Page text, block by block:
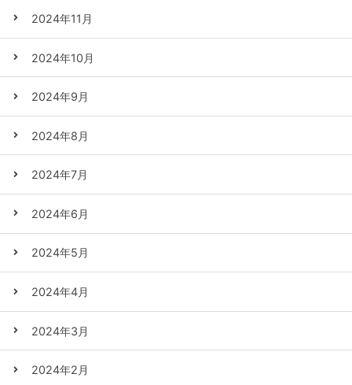
2024年11月
2024年10月
2024年9月
2024年8月
2024年7月
2024年6月
2024年5月
2024年4月
2024年3月
2024年2月